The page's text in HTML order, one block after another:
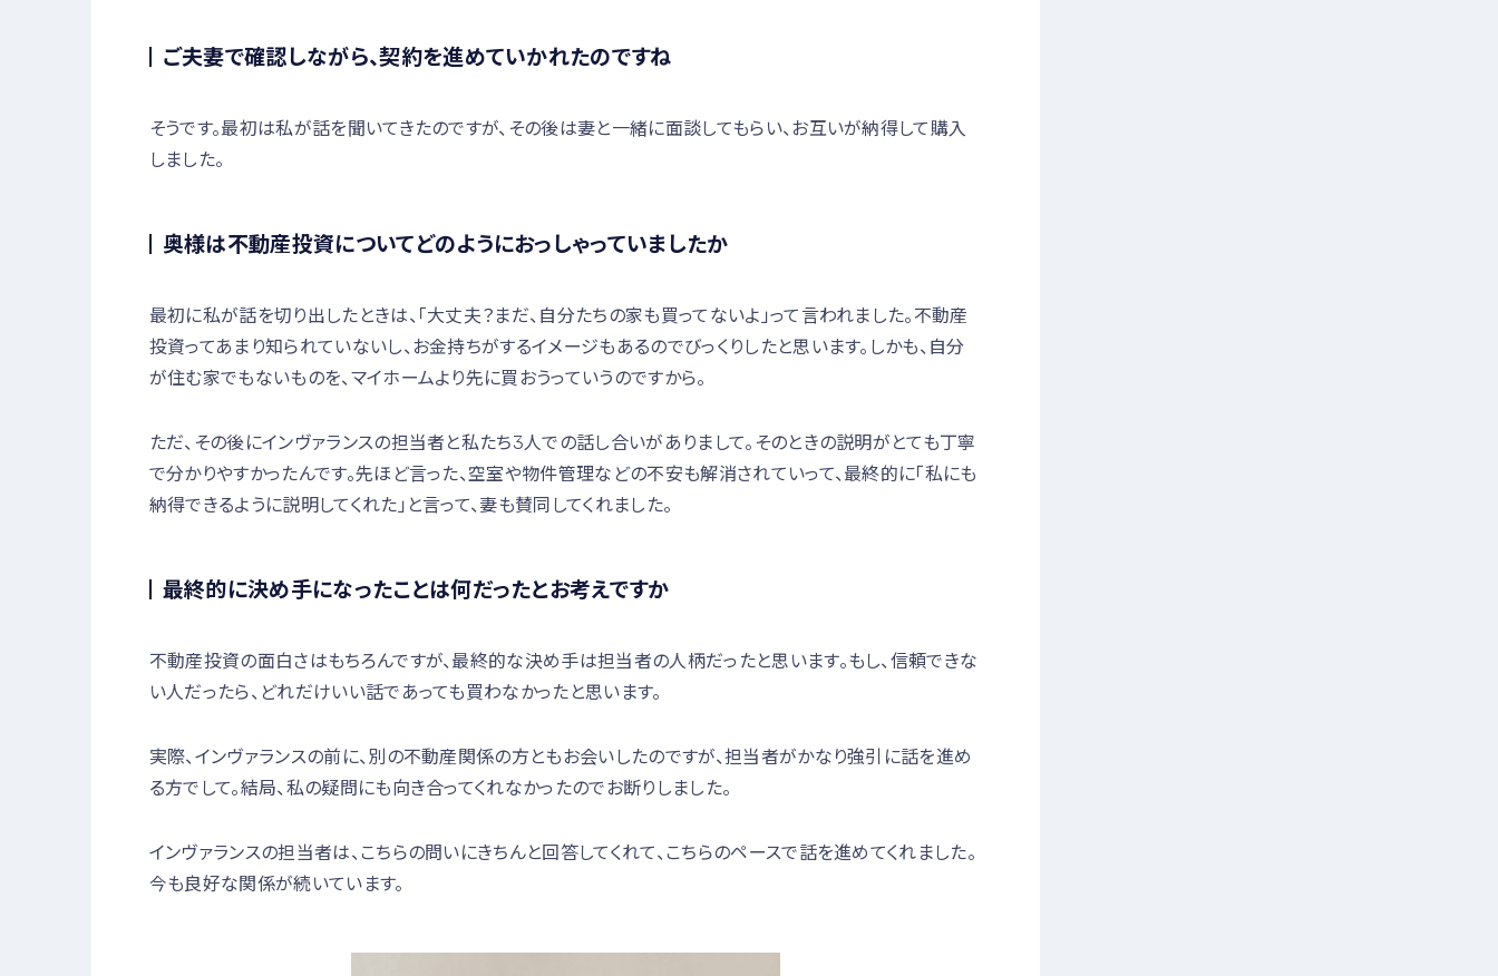
ご夫妻で確認しながら、契約を進めていかれたのですね
そうです。最初は私が話を聞いてきたのですが、その後は妻と一緒に面談してもらい、お互いが納得して購入
しました。
奥様は不動産投資についてどのようにおっしゃっていましたか
最初に私が話を切り出したときは、「大丈夫？まだ、自分たちの家も買ってないよ」って言われました。不動産
投資ってあまり知られていないし、お金持ちがするイメージもあるのでびっくりしたと思います。しかも、自分
が住む家でもないものを、マイホームより先に買おうっていうのですから。
ただ、その後にインヴァランスの担当者と私たち3人での話し合いがありまして。そのときの説明がとても丁寧
で分かりやすかったんです。先ほど言った、空室や物件管理などの不安も解消されていって、最終的に「私にも
納得できるように説明してくれた」と言って、妻も賛同してくれました。
最終的に決め手になったことは何だったとお考えですか
不動産投資の面白さはもちろんですが、最終的な決め手は担当者の人柄だったと思います。もし、信頼できな
い人だったら、どれだけいい話であっても買わなかったと思います。
実際、インヴァランスの前に、別の不動産関係の方ともお会いしたのですが、担当者がかなり強引に話を進め
る方でして。結局、私の疑問にも向き合ってくれなかったのでお断りしました。
インヴァランスの担当者は、こちらの問いにきちんと回答してくれて、こちらのペースで話を進めてくれました。
今も良好な関係が続いています。